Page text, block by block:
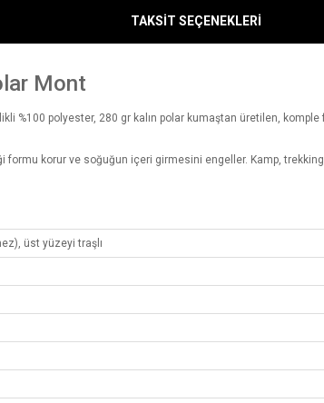
TAKSİT SEÇENEKLERİ
Mont
%100 polyester, 280 gr kalın polar kumaştan üretilen,
formu korur ve soğuğun içeri girmesini engeller. Kamp,
üst yüzeyi traşlı